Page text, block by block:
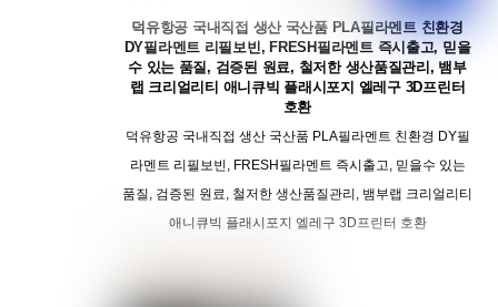
덕유항공 국내직접 생산 국산품 PLA필라멘트 친환경
DY필라멘트 리필보빈, FRESH필라멘트 즉시출고, 믿을
수 있는 품질, 검증된 원료, 철저한 생산품질관리, 뱀부
랩 크리얼리티 애니큐빅 플래시포지 엘레구 3D프린터
호환
덕유항공 국내직접 생산 국산품 PLA필라멘트 친환경 DY필
라멘트 리필보빈, FRESH필라멘트 즉시출고, 믿을수 있는
품질, 검증된 원료, 철저한 생산품질관리, 뱀부랩 크리얼리티
애니큐빅 플래시포지 엘레구 3D프린터 호환